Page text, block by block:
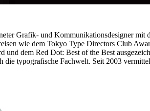
Grafik- und Kommunikationsdesigner mit
wie dem Tokyo Type Directors Club
dem Red Dot: Best of the Best
typografische Fachwelt. Seit 2003